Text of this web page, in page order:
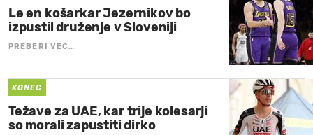
Le en košarkar Jezernikov bo
izpustil druženje v Sloveniji
PREBERI VEČ…
KONEC
Težave za UAE, kar trije kolesarji
so morali zapustiti dirko